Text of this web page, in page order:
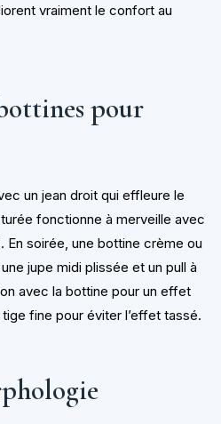
vraiment le confort au
pour
un jean droit qui effleure le
fonctionne à merveille avec
En soirée, une bottine crème ou
jupe midi plissée et un pull à
avec la bottine pour un effet
fine pour éviter l’effet tassé.